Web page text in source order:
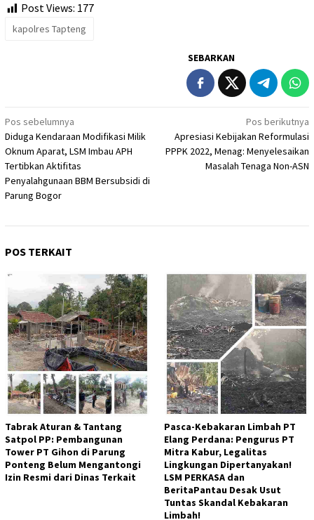
Post Views: 177
kapolres Tapteng
SEBARKAN
Navigasi
pos
Pos sebelumnya
Diduga Kendaraan Modifikasi Milik
Oknum Aparat, LSM Imbau APH
Tertibkan Aktifitas
Penyalahgunaan BBM Bersubsidi di
Parung Bogor
Pos berikutnya
Apresiasi Kebijakan Reformulasi
PPPK 2022, Menag: Menyelesaikan
Masalah Tenaga Non-ASN
POS TERKAIT
Tabrak Aturan & Tantang
Satpol PP: Pembangunan
Tower PT Gihon di Parung
Ponteng Belum Mengantongi
Izin Resmi dari Dinas Terkait
Pasca-Kebakaran Limbah PT
Elang Perdana: Pengurus PT
Mitra Kabur, Legalitas
Lingkungan Dipertanyakan!
LSM PERKASA dan
BeritaPantau Desak Usut
Tuntas Skandal Kebakaran
Limbah!